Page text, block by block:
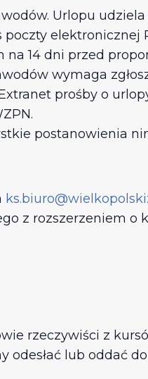
Urlopu
elektronicznej
14 dni przed
wymaga
prośby o
postanowienia
z rozszerzeniem o
rzeczywiści z
lub oddać